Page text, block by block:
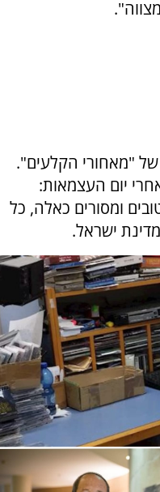
של "מאחורי הקלעים".
יום העצמאות:
ומסורים כאלה, כל
ישראל.